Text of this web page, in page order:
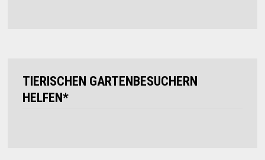
TIERISCHEN GARTENBESUCHERN
HELFEN*